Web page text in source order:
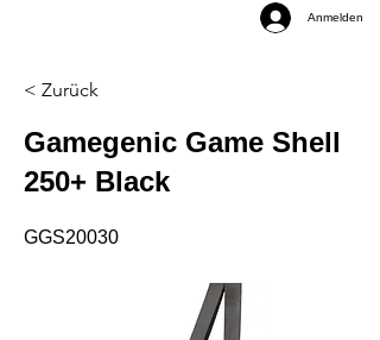
Anmelden
< Zurück
Gamegenic Game Shell
250+ Black
GGS20030